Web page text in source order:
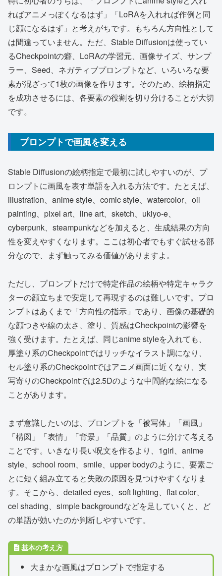
ればアニメっぽくなるはず」「LoRAを入れれば作例と同
じ顔になるはず」と考えがちです。もちろん方向性として
は間違っていません。ただ、Stable Diffusionは使ってい
るCheckpointの癖、LoRAの学習元、画像サイズ、サンプ
ラー、Seed、ネガティブプロンプトなど、いろいろな要
素が混ざって1枚の画像を作ります。そのため、絵柄指定
を成功させるには、各要素の役割を切り分けることが大切
です。
プロンプトで画風を変える
Stable Diffusionの絵柄指定で最初に試しやすいのが、プ
ロンプトに画風を表す単語を入れる方法です。たとえば、
illustration、anime style、comic style、watercolor、oil
painting、pixel art、line art、sketch、ukiyo-e、
cyberpunk、steampunkなどを加えると、生成結果の方向
性を変えやすくなります。ここは初心者でもすぐ試せる部
分なので、まず触ってみる価値がありますよ。
ただし、プロンプトだけで特定作品の絵柄や特定キャラク
ターの顔立ちまで安定して再現するのは難しいです。プロ
ンプトはあくまで「方向性の指示」であり、画像の基礎的
な顔つきや線の太さ、塗り、質感はCheckpointの影響を
強く受けます。たとえば、同じanime styleを入れても、
厚塗り系のCheckpointではリッチなイラスト調になり、
セル塗り系のCheckpointではアニメ画面に近くなり、実
写寄りのCheckpointでは2.5Dのような中間的な絵になる
ことがあります。
まず意識したいのは、プロンプトを「被写体」「画風」
「構図」「表情」「背景」「品質」のように分けて考える
ことです。いきなり長い呪文を作るより、1girl、anime
style、school room、smile、upper bodyのように、要素ご
とに短く組み立てると失敗の原因を見つけやすくなりま
す。そこから、detailed eyes、soft lighting、flat color、
cel shading、simple backgroundなどを足していくと、ど
の単語が効いたのか判断しやすいです。
基本の考え方
大まかな画風はプロンプトで指定する